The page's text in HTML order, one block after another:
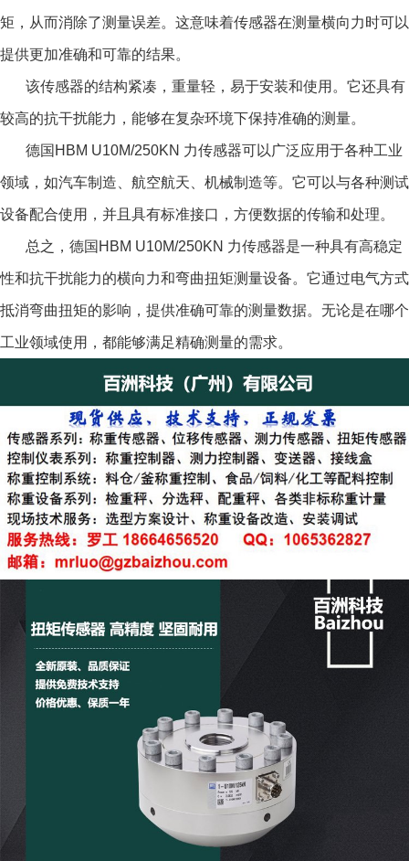
矩，从而消除了测量误差。这意味着传感器在测量横向力时可以
提供更加准确和可靠的结果。
该传感器的结构紧凑，重量轻，易于安装和使用。它还具有
较高的抗干扰能力，能够在复杂环境下保持准确的测量。
德国HBM U10M/250KN 力传感器可以广泛应用于各种工业
领域，如汽车制造、航空航天、机械制造等。它可以与各种测试
设备配合使用，并且具有标准接口，方便数据的传输和处理。
总之，德国HBM U10M/250KN 力传感器是一种具有高稳定
性和抗干扰能力的横向力和弯曲扭矩测量设备。它通过电气方式
抵消弯曲扭矩的影响，提供准确可靠的测量数据。无论是在哪个
工业领域使用，都能够满足精确测量的需求。